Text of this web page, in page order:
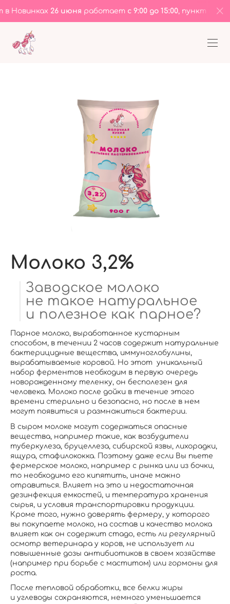
26 июняработаетс 9:00 до 15:00, пункт на ул.
Молоко 3,2%
Заводское молоко
не такое натуральное
и полезное как парное?
Парное молоко, выработанное кустарным
способом, в течении 2 часов содержит натуральные
бактерицидные вещества, иммуноглобулины,
вырабатываемые коровой. Но этот уникальный
набор ферментов необходим в первую очередь
новорожденному теленку, он бесполезен для
человека. Молоко после дойки в течение этого
времени стерильно и безопасно, но после в нем
могут появиться и размножиться бактерии.
В сыром молоке могут содержаться опасные
вещества, например такие, как возбудители
туберкулеза, бруцеллеза, сибирской язвы, лихорадки,
ящура, стафилококка. Поэтому даже если Вы пьете
фермерское молоко, например с рынка или из бочки,
то необходимо его кипятить, иначе можно
отравиться. Влияет на это и недостаточная
дезинфекция емкостей, и температура хранения
сырья, и условия транспортировки продукции.
Кроме того, нужно доверять фермеру, у которого
вы покупаете молоко, на состав и качество молока
влияет как он содержит стадо, есть ли регулярный
осмотр ветеринара у коров, не использует ли
повышенные дозы антибиотиков в своем хозяйстве
(например при борьбе с маститом) или гормоны для
роста.
После тепловой обработки, все белки жиры
и углеводы сохраняются, немного уменьшается